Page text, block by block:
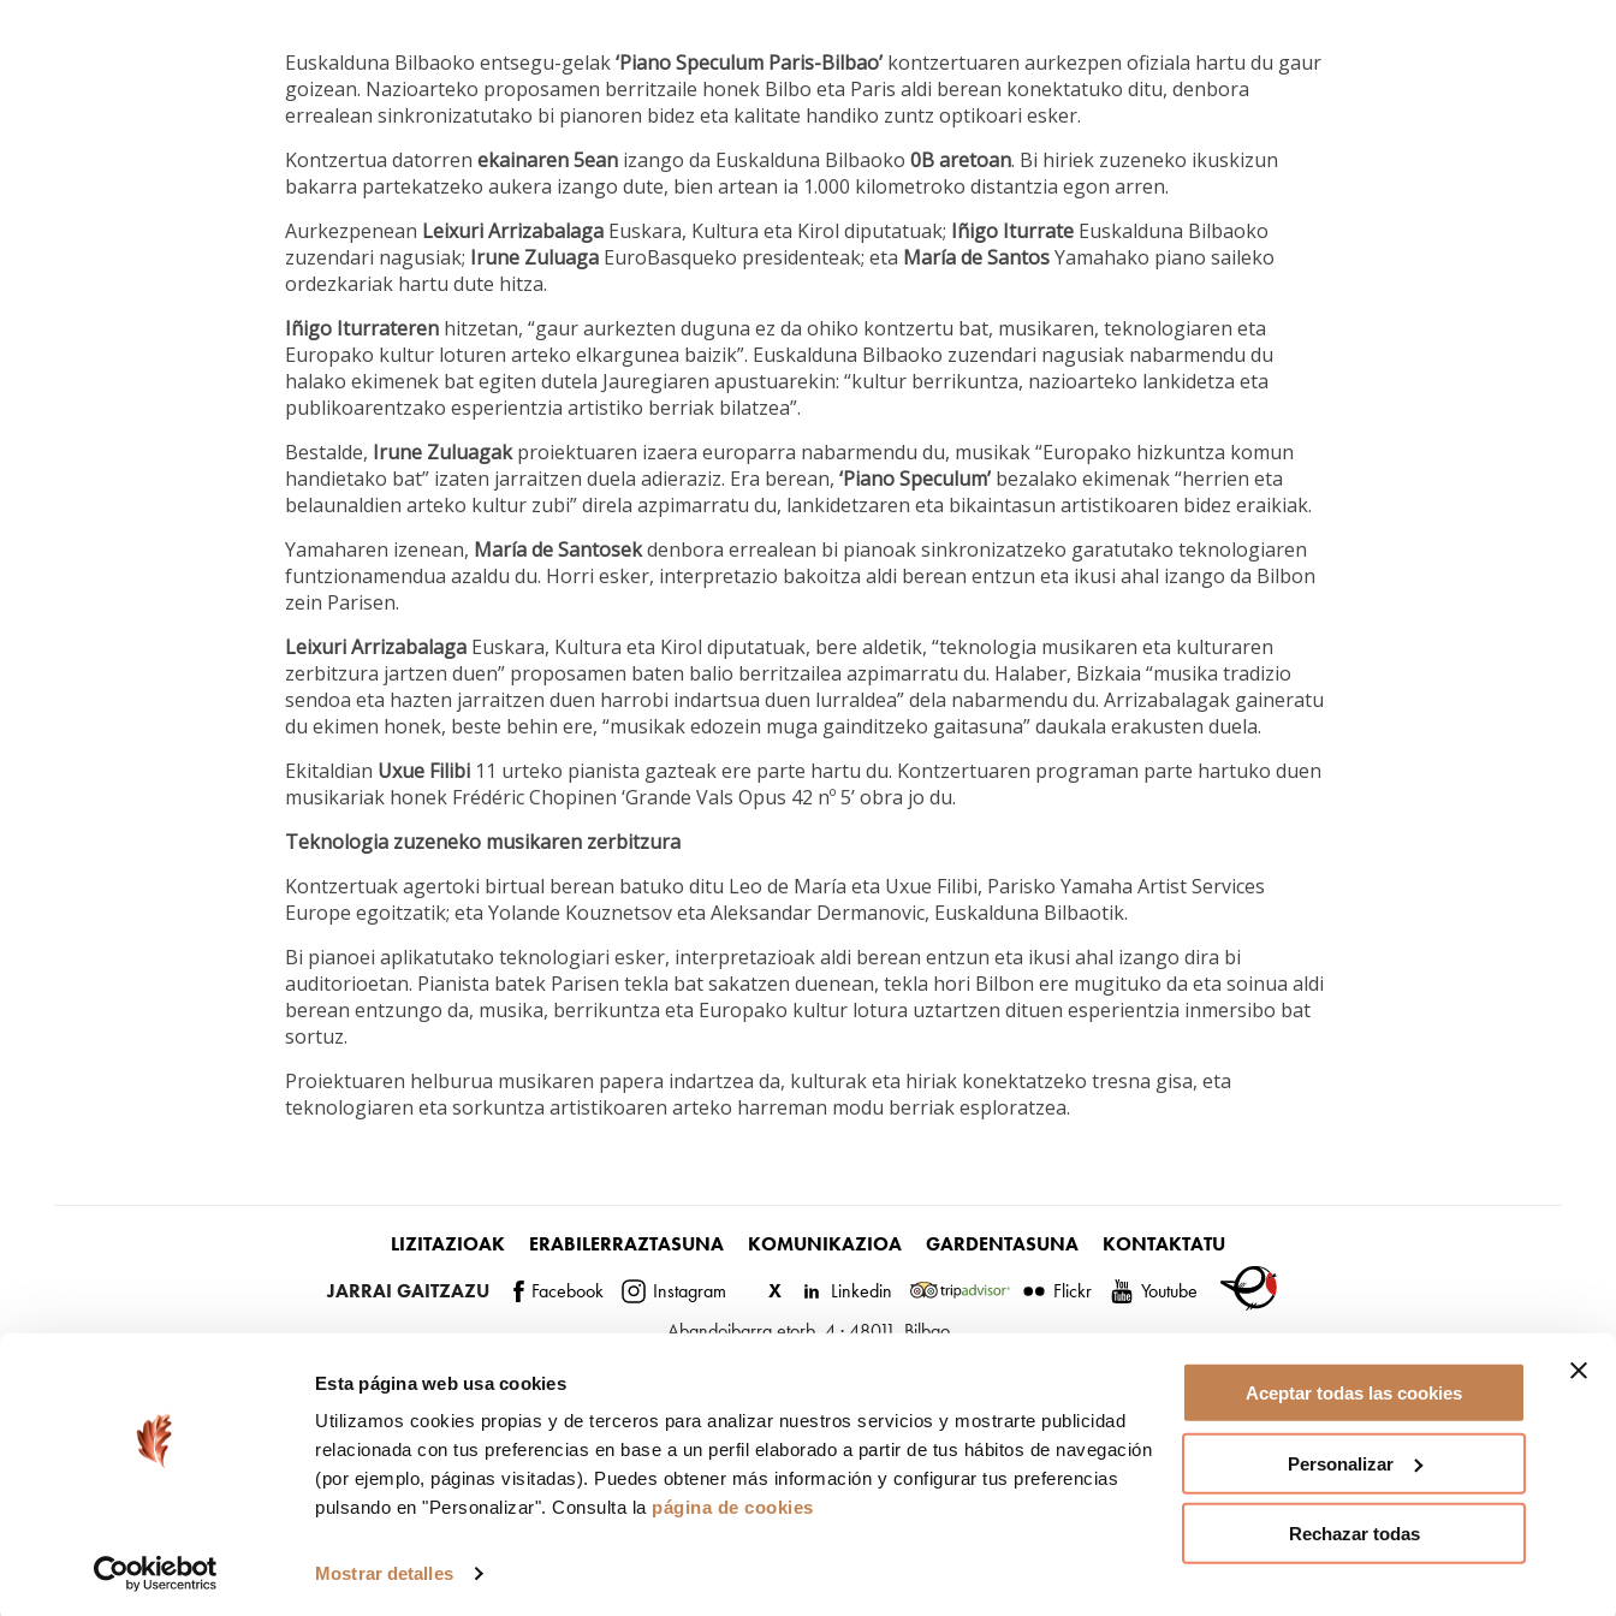
Esta página web usa cookies
Utilizamos cookies propias y de terceros para analizar nuestros servicios y mostrarte publicidad
relacionada con tus preferencias en base a un perfil elaborado a partir de tus hábitos de navegación
(por ejemplo, páginas visitadas). Puedes obtener más información y configurar tus preferencias
pulsando en "Personalizar". Consulta la página de cookies
Mostrar detalles
Aceptar todas las cookies
Personalizar
Rechazar todas
Euskalduna Bilbaoko entsegu-gelak‘Piano Speculum Paris-Bilbao’ kontzertuaren aurkezpen ofiziala hartu du gaur
goizean. Nazioarteko proposamen berritzaile honek Bilbo eta Paris aldi berean konektatuko ditu, denbora
errealean sinkronizatutako bi pianoren bidez eta kalitate handiko zuntz optikoari esker.
Kontzertua datorren ekainaren 5ean izango da Euskalduna Bilbaoko 0B aretoan. Bi hiriek zuzeneko ikuskizun
bakarra partekatzeko aukera izango dute, bien artean ia 1.000 kilometroko distantzia egon arren.
Aurkezpenean Leixuri Arrizabalaga Euskara, Kultura eta Kirol diputatuak; Iñigo Iturrate Euskalduna Bilbaoko
zuzendari nagusiak; Irune Zuluaga EuroBasqueko presidenteak; eta María de SantosYamahako piano saileko
ordezkariak hartu dute hitza.
Iñigo Iturrateren hitzetan, “gaur aurkezten duguna ez da ohiko kontzertu bat, musikaren, teknologiaren eta
Europako kultur loturen arteko elkargunea baizik”. Euskalduna Bilbaoko zuzendari nagusiak nabarmendu du
halako ekimenek bat egiten dutela Jauregiaren apustuarekin: “kultur berrikuntza, nazioarteko lankidetza eta
publikoarentzako esperientzia artistiko berriak bilatzea”.
Bestalde, Irune Zuluagakproiektuaren izaera europarra nabarmendu du, musikak “Europako hizkuntza komun
handietako bat” izaten jarraitzen duela adieraziz. Era berean, ‘Piano Speculum’ bezalako ekimenak “herrien eta
belaunaldien arteko kultur zubi” direla azpimarratu du, lankidetzaren eta bikaintasun artistikoaren bidez eraikiak.
Yamaharen izenean, María de Santosekdenbora errealean bi pianoak sinkronizatzeko garatutako teknologiaren
funtzionamendua azaldu du. Horri esker, interpretazio bakoitza aldi berean entzun eta ikusi ahal izango da Bilbon
zein Parisen.
Leixuri Arrizabalaga Euskara, Kultura eta Kirol diputatuak, bere aldetik, “teknologia musikaren eta kulturaren
zerbitzura jartzen duen” proposamen baten balio berritzailea azpimarratu du. Halaber, Bizkaia “musika tradizio
sendoa eta hazten jarraitzen duen harrobi indartsua duen lurraldea” dela nabarmendu du. Arrizabalagak gaineratu
du ekimen honek, beste behin ere, “musikak edozein muga gainditzeko gaitasuna” daukala erakusten duela.
Ekitaldian Uxue Filibi 11 urteko pianista gazteak ere parte hartu du. Kontzertuaren programan parte hartuko duen
musikariak honek Frédéric Chopinen ‘Grande Vals Opus 42 nº 5’ obra jo du.
Teknologia zuzeneko musikaren zerbitzura
Kontzertuak agertoki birtual berean batuko ditu Leo de María eta Uxue Filibi, Parisko Yamaha Artist Services
Europe egoitzatik; eta Yolande Kouznetsov eta Aleksandar Dermanovic, Euskalduna Bilbaotik.
Bi pianoei aplikatutako teknologiari esker, interpretazioak aldi berean entzun eta ikusi ahal izango dira bi
auditorioetan. Pianista batek Parisen tekla bat sakatzen duenean, tekla hori Bilbon ere mugituko da eta soinua aldi
berean entzungo da, musika, berrikuntza eta Europako kultur lotura uztartzen dituen esperientzia inmersibo bat
sortuz.
Proiektuaren helburua musikaren papera indartzea da, kulturak eta hiriak konektatzeko tresna gisa, eta
teknologiaren eta sorkuntza artistikoaren arteko harreman modu berriak esploratzea.
LIZITAZIOAK ERABILERRAZTASUNA KOMUNIKAZIOA GARDENTASUNA
KONTAKTATU
JARRAI GAITZAZU
Facebook Instagram X Linkedin Flickr
Youtube
Abandoibarra etorb. 4 · 48011, Bilbao
© 2026 Palacio Euskalduna |